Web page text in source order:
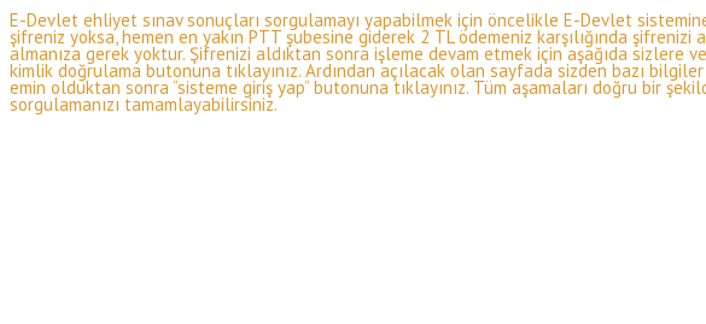
E-Devlet ehliyet sınav sonuçları sorgulamayı yapabilmek için öncelikle E-Devlet
şifreniz yoksa, hemen en yakın PTT şubesine giderek 2 TL ödemeniz karşılığında
almanıza gerek yoktur. Şifrenizi aldıktan sonra işleme devam etmek için aşağıda sizlere
kimlik doğrulama butonuna tıklayınız. Ardından açılacak olan sayfada sizden bazı
emin olduktan sonra “sisteme giriş yap” butonuna tıklayınız. Tüm aşamaları doğru bir
sorgulamanızı tamamlayabilirsiniz.